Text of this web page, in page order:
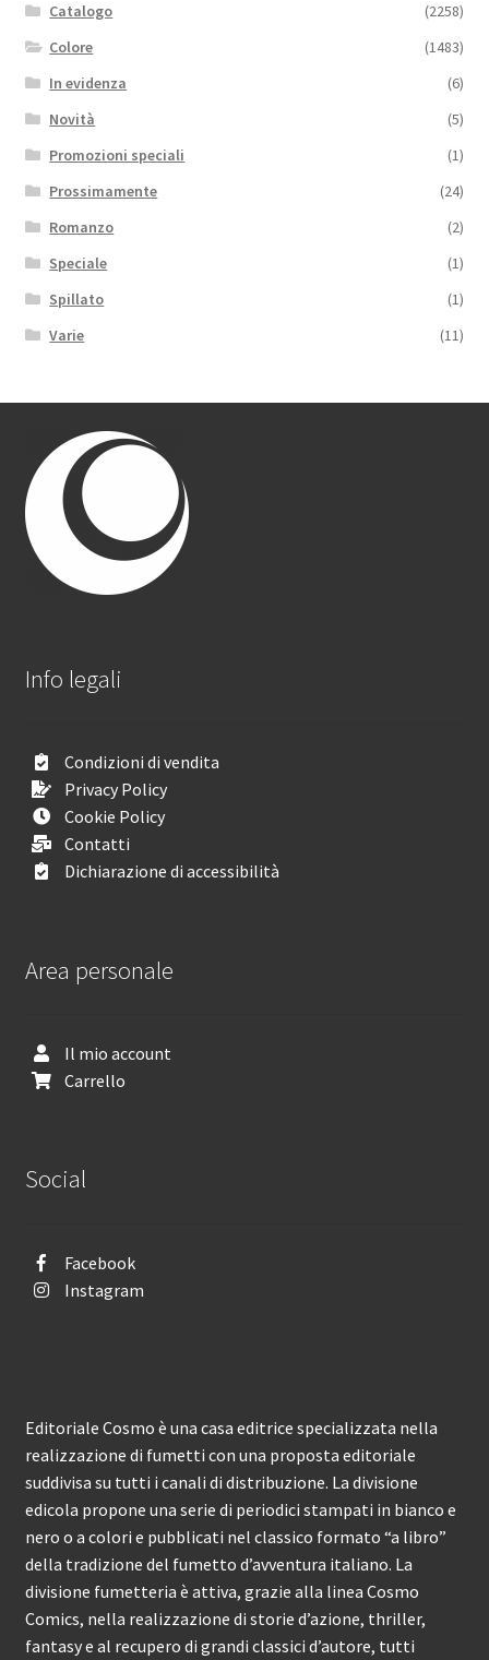
Catalogo
(2258)
Colore
(1483)
In evidenza
(6)
Novità
(5)
Promozioni speciali
(1)
Prossimamente
(24)
Romanzo
(2)
Speciale
(1)
Spillato
(1)
Varie
(11)
Info legali
Condizioni di vendita
Privacy Policy
Cookie Policy
Contatti
Dichiarazione di accessibilità
Area personale
Il mio account
Carrello
Social
Facebook
Instagram
Editoriale Cosmo è una casa editrice specializzata nella
realizzazione di fumetti con una proposta editoriale
suddivisa su tutti i canali di distribuzione. La divisione
edicola propone una serie di periodici stampati in bianco e
nero o a colori e pubblicati nel classico formato “a libro”
della tradizione del fumetto d’avventura italiano. La
divisione fumetteria è attiva, grazie alla linea Cosmo
Comics, nella realizzazione di storie d’azione, thriller,
fantasy e al recupero di grandi classici d’autore, tutti